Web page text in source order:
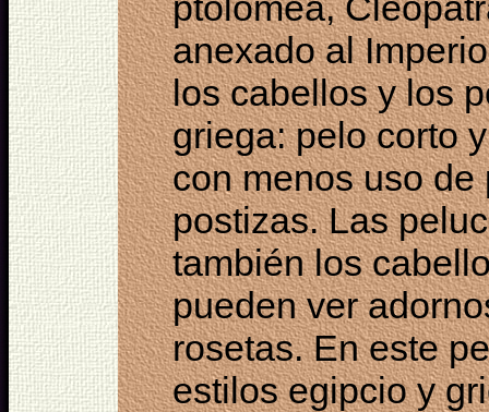
anexado al
los cabellos y los
griega: pelo corto
con menos uso
postizas. Las
también los
pueden ver
rosetas. En este
estilos egipcio y